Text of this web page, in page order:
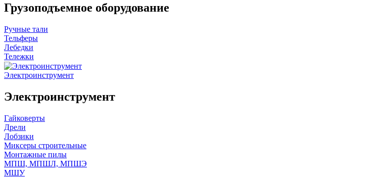
Грузоподъемное оборудование
Ручные тали
Тельферы
Лебедки
Тележки
Электроинструмент
Электроинструмент
Гайковерты
Дрели
Лобзики
Миксеры строительные
Монтажные пилы
МПШ, МПШЛ, МПШЭ
МШУ